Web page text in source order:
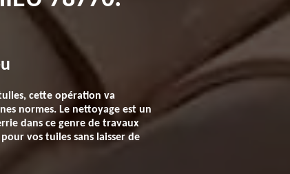
cette opération va
normes. Le nettoyage est un
dans ce genre de travaux
vos tuiles sans laisser de